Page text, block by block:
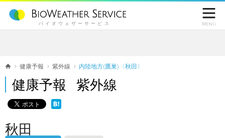
バイオウェザーサービス

Menu
健康予報 紫外線 内陸地方(鷹巣)〈秋田〉
健康予報 紫外線
秋田